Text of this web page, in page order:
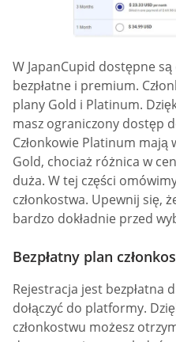
W JapanCupid dostępne
bezpłatne i premium.
plany Gold i Platinum.
masz ograniczony dostęp
Członkowie Platinum mają
Gold, chociaż różnica w
duża. W tej części
członkostwa. Upewnij się,
bardzo dokładnie przed
Bezpłatny plan
Rejestracja jest bezpłatna
dołączyć do platformy.
członkostwu możesz